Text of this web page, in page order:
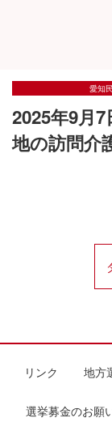
愛知
2025年9月
地の訪問介
リンク 地方
選挙募金のお願